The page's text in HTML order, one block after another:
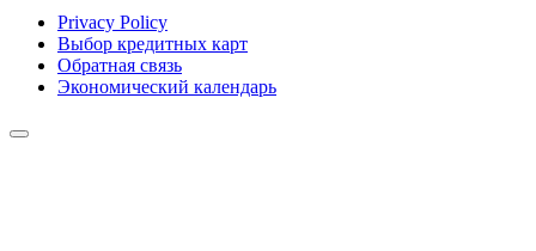
Privacy Policy
Выбор кредитных карт
Обратная связь
Экономический календарь